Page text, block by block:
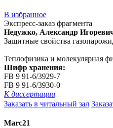
В избранное
Экспресс-заказ фрагмента
Недужко, Александр
Защитные свойства
Теплофизика и молекулярная
Шифр хранения:
FB 9 91-6/3929-7
FB 9 91-6/3930-0
К диссертации
Заказать в читальный зал
Marc21